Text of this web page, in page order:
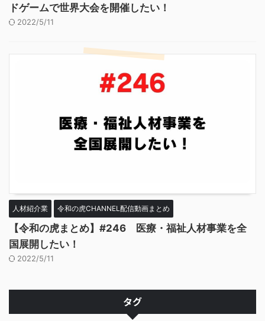
ドゲームで世界大会を開催したい！
2022/5/11
人材紹介業 令和の虎CHANNEL配信動画まとめ
【令和の虎まとめ】#246 医療・福祉人材事業を全
国展開したい！
2022/5/11
タグ